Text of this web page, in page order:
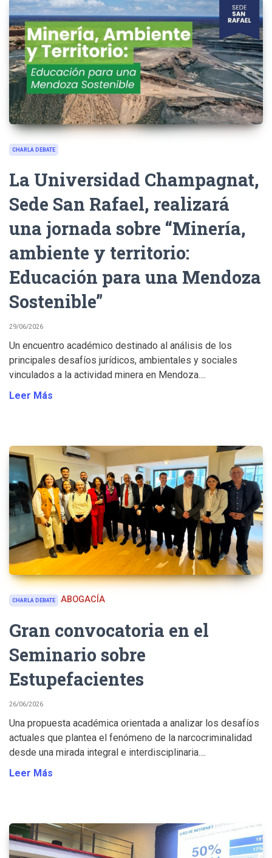
CHARLA DEBATE
La Universidad Champagnat,
Sede San Rafael, realizará
una jornada sobre “Minería,
ambiente y territorio:
Educación para una Mendoza
Sostenible”
29/06/2026
Un encuentro académico destinado al análisis de los
principales desafíos jurídicos, ambientales y sociales
vinculados a la actividad minera en Mendoza....
Leer Más
CHARLA DEBATE ABOGACÍA
Gran convocatoria en el
Seminario sobre
Estupefacientes
26/06/2026
Una propuesta académica orientada a analizar los desafíos
actuales que plantea el fenómeno de la narcocriminalidad
desde una mirada integral e interdisciplinaria....
Leer Más